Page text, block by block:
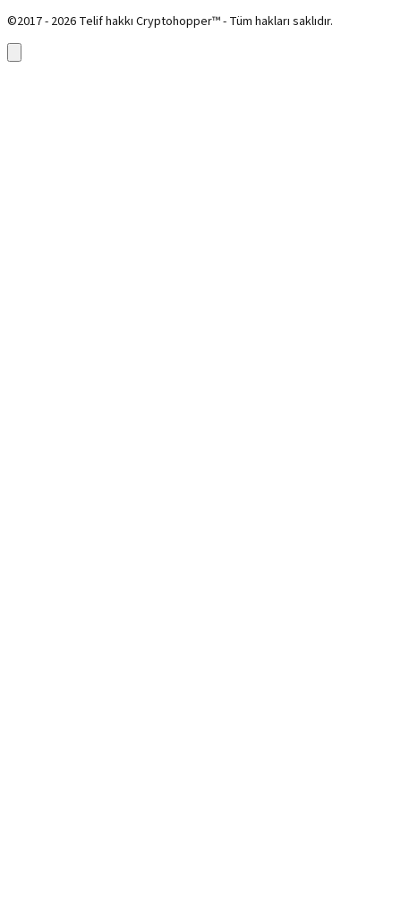
©2017 - 2026 Telif hakkı Cryptohopper™ - Tüm hakları saklıdır.